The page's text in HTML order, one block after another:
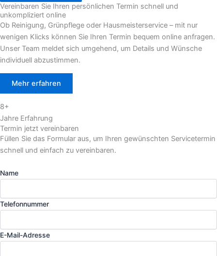
Vereinbaren Sie Ihren persönlichen Termin schnell und
unkompliziert online
Ob Reinigung, Grünpflege oder Hausmeisterservice – mit nur
wenigen Klicks können Sie Ihren Termin bequem online anfragen.
Unser Team meldet sich umgehend, um Details und Wünsche
individuell abzustimmen.
Mehr erfahren
8+
Jahre Erfahrung
Termin jetzt vereinbaren
Füllen Sie das Formular aus, um Ihren gewünschten Servicetermin
schnell und einfach zu vereinbaren.
Name
Telefonnummer
E-Mail-Adresse